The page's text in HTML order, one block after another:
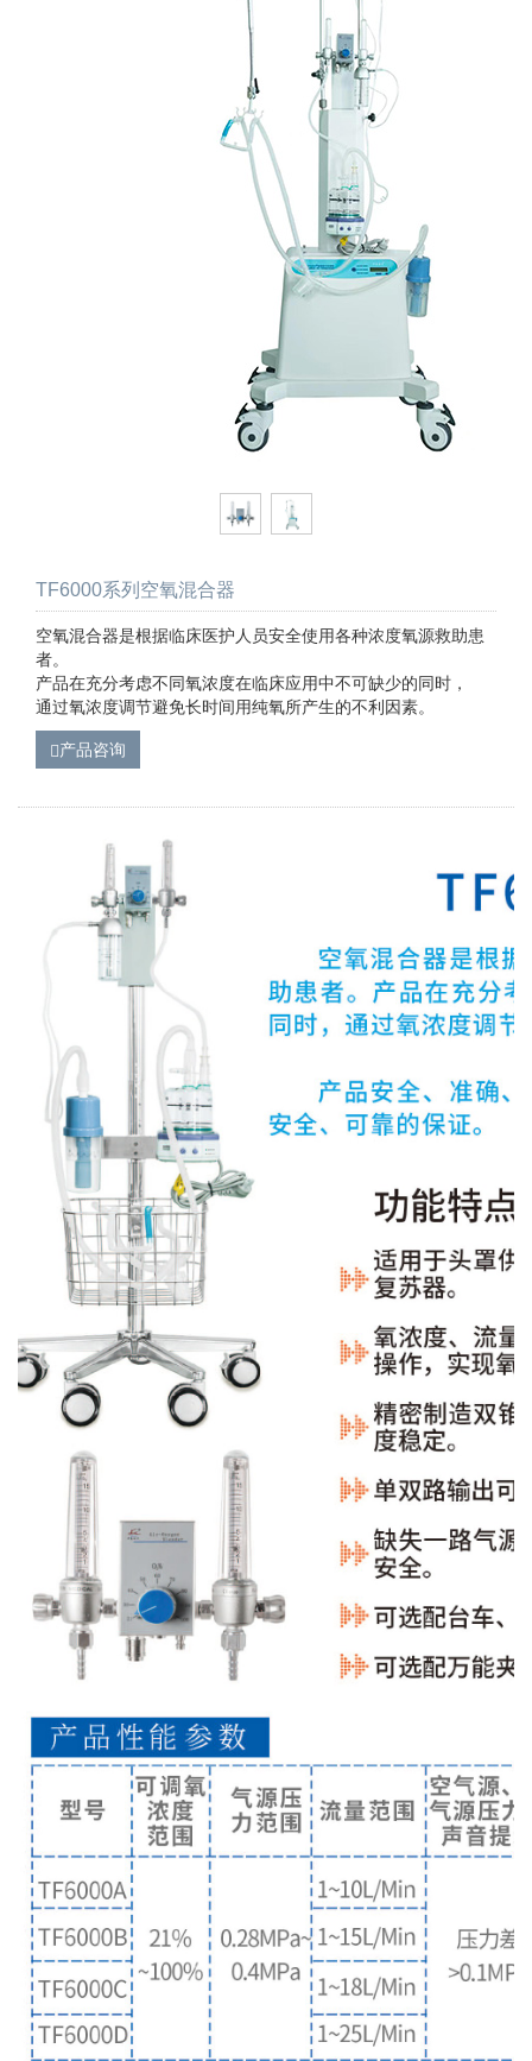
TF6000系列空氧混合器
空氧混合器是根据临床医护人员安全使用各种浓度氧源救助患
者。
产品在充分考虑不同氧浓度在临床应用中不可缺少的同时，
通过氧浓度调节避免长时间用纯氧所产生的不利因素。
产品咨询